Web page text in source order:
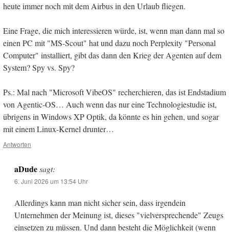
heute immer noch mit dem Airbus in den Urlaub fliegen.
Eine Frage, die mich interessieren würde, ist, wenn man dann mal so
einen PC mit "MS-Scout" hat und dazu noch Perplexity "Personal
Computer" installiert, gibt das dann den Krieg der Agenten auf dem
System? Spy vs. Spy?
Ps.: Mal nach "Microsoft VibeOS" recherchieren, das ist Endstadium
von Agentic-OS… Auch wenn das nur eine Technologiestudie ist,
übrigens in Windows XP Optik, da könnte es hin gehen, und sogar
mit einem Linux-Kernel drunter…
Antworten
aDude sagt:
6. Juni 2026 um 13:54 Uhr
Allerdings kann man nicht sicher sein, dass irgendein
Unternehmen der Meinung ist, dieses "vielversprechende" Zeugs
einsetzen zu müssen. Und dann besteht die Möglichkeit (wenn